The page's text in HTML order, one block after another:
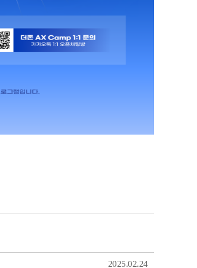
2025.02.24